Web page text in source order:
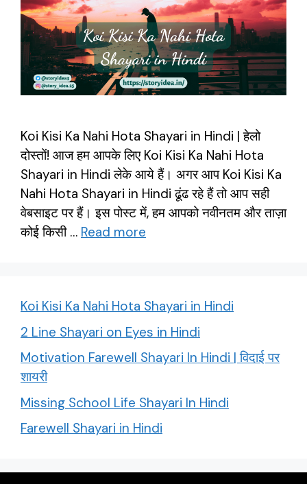
Koi Kisi Ka Nahi Hota Shayari in Hindi | हेलो
दोस्तों! आज हम आपके लिए Koi Kisi Ka Nahi Hota
Shayari in Hindi लेके आये हैं। अगर आप Koi Kisi Ka
Nahi Hota Shayari in Hindi ढूंढ रहे हैं तो आप सही
वेबसाइट पर हैं। इस पोस्ट में, हम आपको नवीनतम और ताज़ा
कोई किसी … Read more
Koi Kisi Ka Nahi Hota Shayari in Hindi
2 Line Shayari on Eyes in Hindi
Motivation Farewell Shayari In Hindi | विदाई पर
शायरी
Missing School Life Shayari In Hindi
Farewell Shayari in Hindi